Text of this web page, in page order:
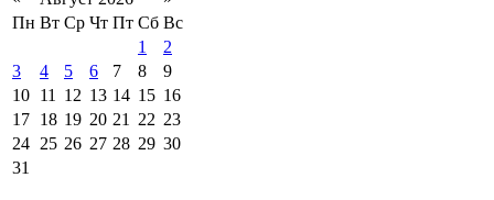
Пн Вт Ср Чт Пт Сб Вс
1
2
3
4 5 6 7 8
9
10 11 12 13 14 15 16
17 18 19 20 21 22 23
24 25 26 27 28 29 30
31